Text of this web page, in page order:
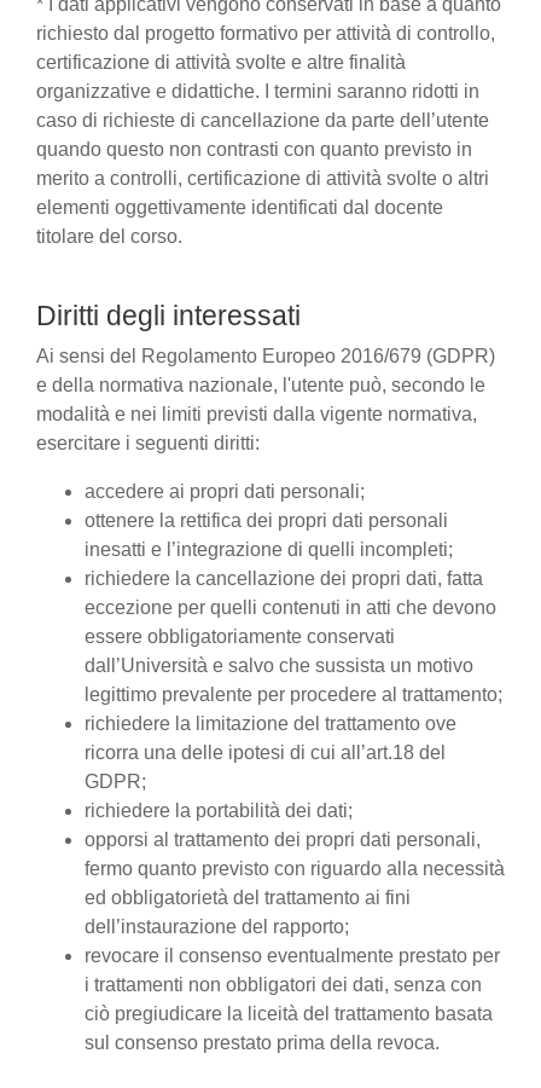
* I dati applicativi vengono conservati in base a quanto
richiesto dal progetto formativo per attività di controllo,
certificazione di attività svolte e altre finalità
organizzative e didattiche. I termini saranno ridotti in
caso di richieste di cancellazione da parte dell’utente
quando questo non contrasti con quanto previsto in
merito a controlli, certificazione di attività svolte o altri
elementi oggettivamente identificati dal docente
titolare del corso.
Diritti degli interessati
Ai sensi del Regolamento Europeo 2016/679 (GDPR)
e della normativa nazionale, l'utente può, secondo le
modalità e nei limiti previsti dalla vigente normativa,
esercitare i seguenti diritti:
accedere ai propri dati personali;
ottenere la rettifica dei propri dati personali
inesatti e l’integrazione di quelli incompleti;
richiedere la cancellazione dei propri dati, fatta
eccezione per quelli contenuti in atti che devono
essere obbligatoriamente conservati
dall’Università e salvo che sussista un motivo
legittimo prevalente per procedere al trattamento;
richiedere la limitazione del trattamento ove
ricorra una delle ipotesi di cui all’art.18 del
GDPR;
richiedere la portabilità dei dati;
opporsi al trattamento dei propri dati personali,
fermo quanto previsto con riguardo alla necessità
ed obbligatorietà del trattamento ai fini
dell’instaurazione del rapporto;
revocare il consenso eventualmente prestato per
i trattamenti non obbligatori dei dati, senza con
ciò pregiudicare la liceità del trattamento basata
sul consenso prestato prima della revoca.